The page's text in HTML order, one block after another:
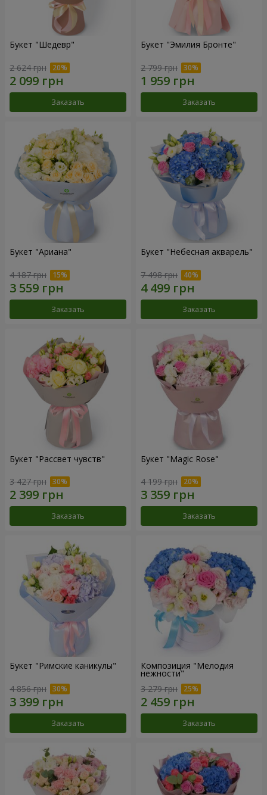
Букет "Шедевр"
2 624 грн
Заказать
Букет "Эмилия Бронте"
2 799 грн
Заказать
Букет "Ариана"
4 187 грн
Заказать
Букет "Небесная акварель"
7 498 грн
Заказать
Букет "Рассвет чувств"
3 427 грн
Заказать
Букет "Magic Rose"
4 199 грн
Заказать
Букет "Римские каникулы"
4 856 грн
Заказать
Композиция "Мелодия
нежности"
3 279 грн
Заказать